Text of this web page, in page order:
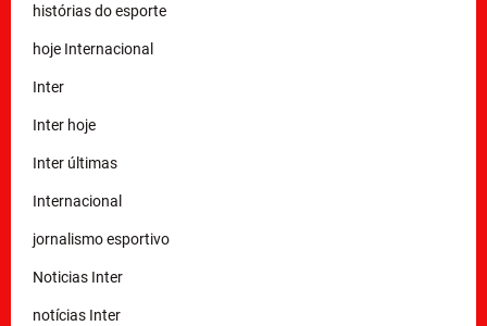
histórias do esporte
hoje Internacional
Inter
Inter hoje
Inter últimas
Internacional
jornalismo esportivo
Noticias Inter
notícias Inter